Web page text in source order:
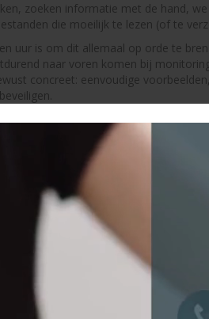
zoeken informatie met de hand,
die moeilijk te lezen (of te
uur is om dit allemaal op orde te
naar voren komen bij
concreet: eenvoudige
moet gebruiken indien nodig
(referenties, fouten,
afstemmingen, controles, totalen
van tabellen en voorkom
wordt gebruikt)